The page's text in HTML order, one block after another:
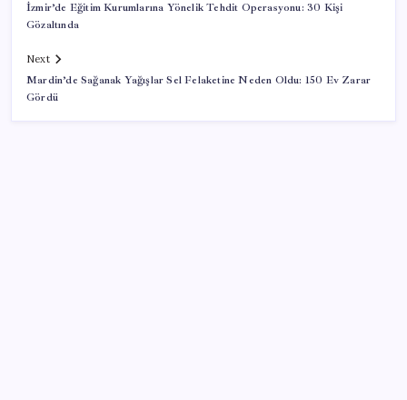
İzmir’de Eğitim Kurumlarına Yönelik Tehdit Operasyonu: 30 Kişi
Gözaltında
Next
Mardin’de Sağanak Yağışlar Sel Felaketine Neden Oldu: 150 Ev Zarar
Gördü